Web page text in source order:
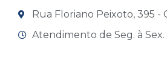
Rua Floriano Peixoto, 395 -
Atendimento de Seg. à Sex.